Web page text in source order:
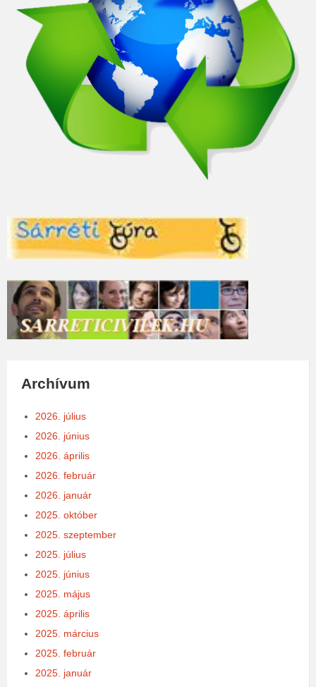
Archívum
2026. július
2026. június
2026. április
2026. február
2026. január
2025. október
2025. szeptember
2025. július
2025. június
2025. május
2025. április
2025. március
2025. február
2025. január